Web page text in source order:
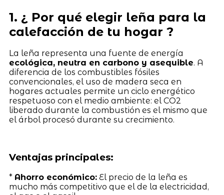
1. ¿ Por qué elegir leña para la
calefacción de tu hogar ?
La leña representa una fuente de energía
ecológica, neutra en carbono y asequible. A
diferencia de los combustibles fósiles
convencionales, el uso de madera seca en
hogares actuales permite un ciclo energético
respetuoso con el medio ambiente: el CO2
liberado durante la combustión es el mismo que
el árbol procesó durante su crecimiento.
Ventajas principales:
* Ahorro económico:El precio de la leña es
mucho más competitivo que el de la electricidad,